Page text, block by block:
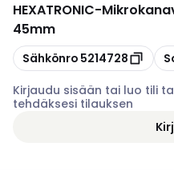
HEXATRONIC-
45mm
Kopioi
Sähkönro 5214728
Kirjaudu sisään tai luo tili
tehdäksesi tilauksen